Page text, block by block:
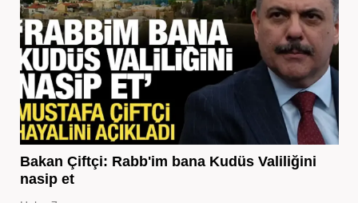
Bakan Çiftçi: Rabb'im bana Kudüs Valiliğini
nasip et